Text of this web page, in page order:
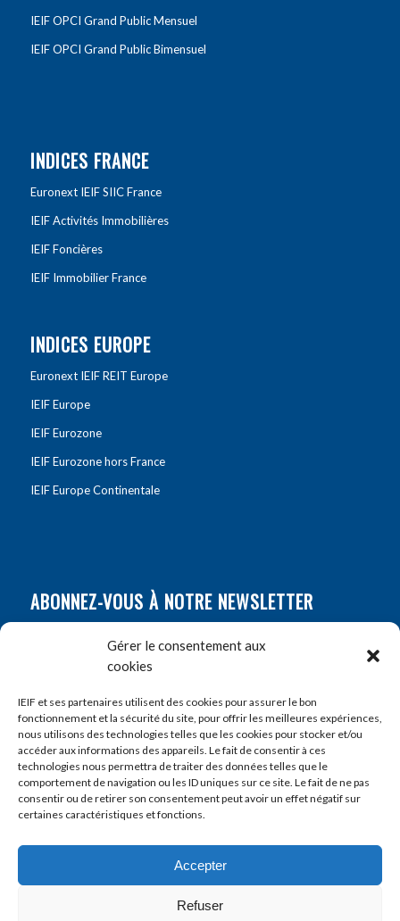
Gérer le consentement aux
cookies
IEIF et ses partenaires utilisent des cookies pour assurer le bon
fonctionnement et la sécurité du site, pour offrir les meilleures expériences,
nous utilisons des technologies telles que les cookies pour stocker et/ou
accéder aux informations des appareils. Le fait de consentir à ces
technologies nous permettra de traiter des données telles que le
comportement de navigation ou les ID uniques sur ce site. Le fait de ne pas
consentir ou de retirer son consentement peut avoir un effet négatif sur
certaines caractéristiques et fonctions.
Accepter
Refuser
IEIF OPCI Grand Public Mensuel
IEIF OPCI Grand Public Bimensuel
INDICES FRANCE
Euronext IEIF SIIC France
IEIF Activités Immobilières
IEIF Foncières
IEIF Immobilier France
INDICES EUROPE
Euronext IEIF REIT Europe
IEIF Europe
IEIF Eurozone
IEIF Eurozone hors France
IEIF Europe Continentale
ABONNEZ-VOUS À NOTRE NEWSLETTER
Prénom*
E-mail*